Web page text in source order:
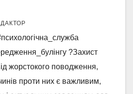
?Захист
жорстокого поводження,
проти них є важливим,